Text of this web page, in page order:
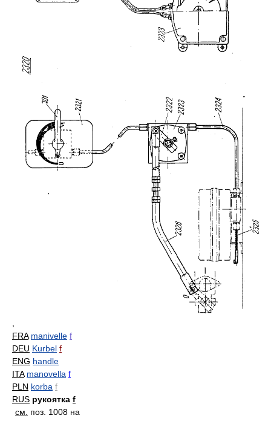
FRA manivelle f
DEU Kurbel f
ENG handle
ITA manovella f
PLN korba f
RUS рукоятка f
см.
поз. 1008 на